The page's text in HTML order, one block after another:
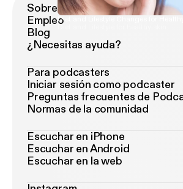
Diet and Lifestyle Changes for Healthy
Sobre Podimo
Empleo
Blog
¿Necesitas ayuda?
Para podcasters
Iniciar sesión como podcaster
Preguntas frecuentes de
Normas de la comunidad
Escuchar en iPhone
Escuchar en Android
Escuchar en la web